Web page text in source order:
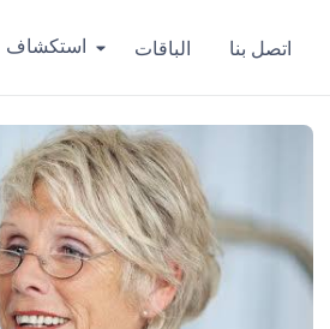
استكشاف الباقات اتصل بنا